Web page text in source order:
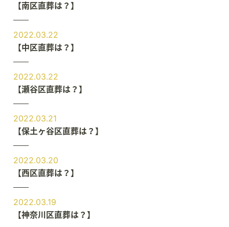
【南区直葬は？】
2022.03.22
【中区直葬は？】
2022.03.22
【瀬谷区直葬は？】
2022.03.21
【保土ヶ谷区直葬は？】
2022.03.20
【西区直葬は？】
2022.03.19
【神奈川区直葬は？】